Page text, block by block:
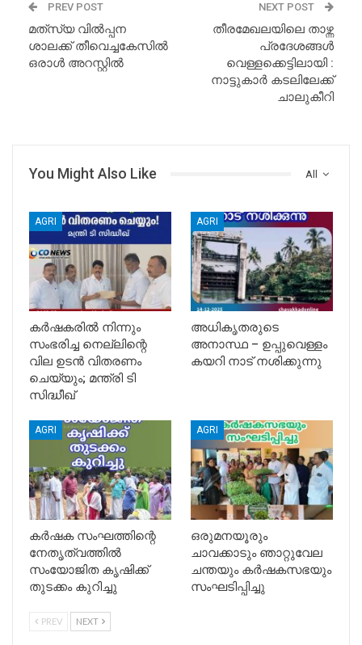
PREV POST
മത്‌സ്യ വില്‍പ്പന
ശാലക്ക് തീവെച്ചകേസില്‍
ഒരാള്‍ അറസ്റ്റില്‍
NEXT POST
തീരമേഖലയിലെ താഴ്ന്ന
പ്രദേശങ്ങള്‍
വെള്ളക്കെട്ടിലായി :
നാട്ടുകാര്‍ കടലിലേക്ക്
ചാലുകീറി
All
You Might Also Like
AGRI
കർഷകരിൽ നിന്നും
സംഭരിച്ച നെല്ലിന്റെ
വില ഉടൻ വിതരണം
ചെയ്യും; മന്ത്രി ടി
സിദ്ധീഖ്‌
AGRI
അധികൃതരുടെ
അനാസ്ഥ – ഉപ്പുവെള്ളം
കയറി നാട് നശിക്കുന്നു
AGRI
കർഷക സംഘത്തിന്റെ
നേതൃത്വത്തിൽ
സംയോജിത കൃഷിക്ക്
തുടക്കം കുറിച്ചു
AGRI
ഒരുമനയൂരും
ചാവക്കാടും ഞാറ്റുവേല
ചന്തയും കർഷകസഭയും
സംഘടിപ്പിച്ചു
PREV NEXT